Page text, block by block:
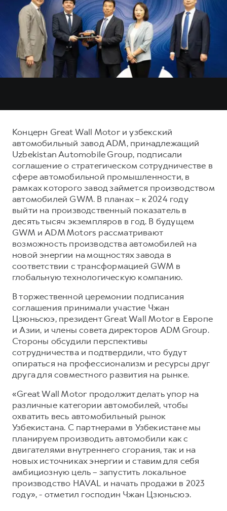
H7
от 3 799 000 ₽
H9
от 4 799 000 ₽
Тест-драйв
Трейд-ин
КРЕДИТ И СТРАХОВАНИЕ
КОРПОРАТИВНЫМ КЛИЕНТАМ
Для малого бизнеса
Корпоративным клиентам
Крупным корпоративным клиентам
Система управления автопарком GWM Fleet
Сервис для корпоративных клиентов
HAVAL Лизинг
АКСЕССУАРЫ HAVAL
Автомобильные аксессуары
Коллекция PRO
Коллекция Базовая
Коллекция Детская
СЕРВИСНОЕ ОБСЛУЖИВАНИЕ
Нулевое ТО
Программа «Помощь на дороге»
Регламенты технического обслуживания
ПОДДЕРЖКА
GWM Безопасность
Гарантия HAVAL
Мобильное приложение GWM
Программа «HAVAL Защита+»
Руководства по эксплуатации
Подписки
АКСЕССУАРЫ HAVAL
Автомобильные аксессуары
Коллекция PRO
Коллекция Базовая
Коллекция Детская
О дилере
Наша команда
Контакты
Концерн Great Wall Motor и узбекский
автомобильный завод ADM, принадлежащий
Uzbekistan Automobile Group, подписали
соглашение о стратегическом сотрудничестве в
сфере автомобильной промышленности, в
рамках которого завод займется производством
автомобилей GWM. В планах – к 2024 году
выйти на производственный показатель в
десять тысяч экземпляров в год. В будущем
GWM и ADM Motors рассматривают
возможность производства автомобилей на
новой энергии на мощностях завода в
соответствии с трансформацией GWM в
глобальную технологическую компанию.
В торжественной церемонии подписания
соглашения принимали участие Чжан
Цзюньсюэ, президент Great Wall Motor в Европе
и Азии, и члены совета директоров ADM Group.
Стороны обсудили перспективы
сотрудничества и подтвердили, что будут
опираться на профессионализм и ресурсы друг
друга для совместного развития на рынке.
«Great Wall Motor продолжит делать упор на
различные категории автомобилей, чтобы
охватить весь автомобильный рынок
Узбекистана. С партнерами в Узбекистане мы
планируем производить автомобили как с
двигателями внутреннего сгорания, так и на
новых источниках энергии и ставим для себя
амбициозную цель – запустить локальное
производство HAVAL и начать продажи в 2023
году», - отметил господин Чжан Цзюньсюэ.